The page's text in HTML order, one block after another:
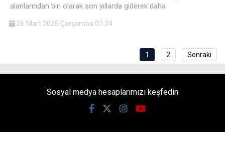
alanlarından biri olarak son yıllarda giderek daha
26 Mart 2025 Çarşamba 01:24
1 2 Sonraki
Sosyal medya hesaplarımızı keşfedin